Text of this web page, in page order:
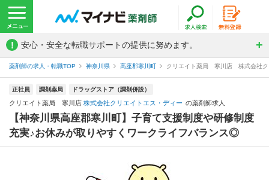
! 安心・安全な転職サポートの提供に努めます。
薬剤師の求人・転職TOP 神奈川県 高座郡寒川町 クリエイト薬局 寒川店 株式会社ク
正社員 調剤薬局 ドラッグストア（調剤併設）
クリエイト薬局 寒川店 株式会社クリエイトエス・ディー の薬剤師求人
【神奈川県高座郡寒川町】子育て支援制度や研修制度
充実♪お休みが取りやすくワークライフバランス◎